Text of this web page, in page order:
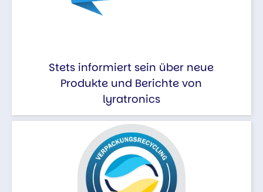
Stets informiert sein über neue
Produkte und Berichte von
lyratronics